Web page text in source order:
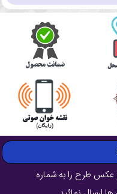
عکس طرح را به شماره